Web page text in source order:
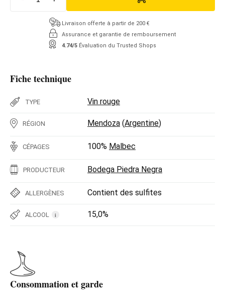
Livraison offerte à partir de 200 €
Assurance et garantie de remboursement
4.74/5 Évaluation du Trusted Shops
Fiche technique
TYPE Vin rouge
RÉGION Mendoza (Argentine)
CÉPAGES 100% Malbec
PRODUCTEUR Bodega Piedra Negra
ALLERGÈNES Contient des sulfites
ALCOOL i 15,0%
Consommation et garde